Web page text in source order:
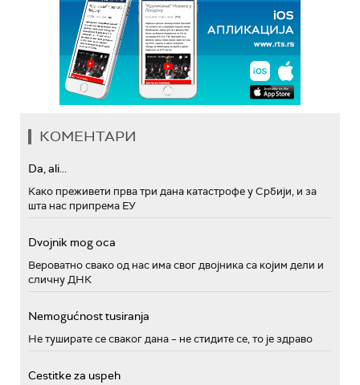
КОМЕНТАРИ
Da, ali...
Како преживети прва три дана катастрофе у Србији, и за
шта нас припрема ЕУ
Dvojnik mog oca
Вероватно свако од нас има свог двојника са којим дели и
сличну ДНК
Nemogućnost tusiranja
Не туширате се сваког дана – не стидите се, то је здраво
Cestitke za uspeh